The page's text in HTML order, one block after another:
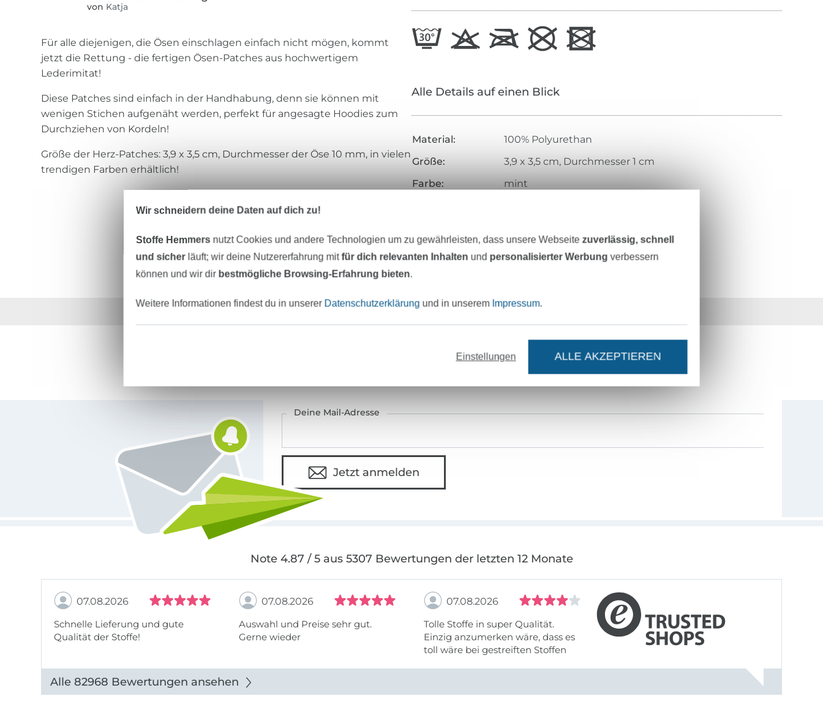
von Katja
Für alle diejenigen, die Ösen einschlagen einfach nicht mögen, kommt
jetzt die Rettung - die fertigen Ösen-Patches aus hochwertigem
Lederimitat!
Diese Patches sind einfach in der Handhabung, denn sie können mit
wenigen Stichen aufgenäht werden, perfekt für angesagte Hoodies zum
Durchziehen von Kordeln!
Größe der Herz-Patches: 3,9 x 3,5 cm, Durchmesser der Öse 10 mm, in vielen
trendigen Farben erhältlich!
Alle Details auf einen Blick
Material:
100% Polyurethan
Größe:
3,9 x 3,5 cm, Durchmesser 1 cm
Farbe:
mint
Hersteller-Kontaktdaten
Über 80000 zufriedene Kunden
MÖCHTEST DU IMMER AUF DEM NEUESTEN STAND SEIN?
Deine Mail-Adresse
Jetzt anmelden
Note 4.87 / 5 aus 5307 Bewertungen der letzten 12 Monate
07.08.2026
Schnelle Lieferung und gute
Qualität der Stoffe!
07.08.2026
Auswahl und Preise sehr gut.
Gerne wieder
07.08.2026
Tolle Stoffe in super Qualität.
Einzig anzumerken wäre, dass es
toll wäre bei gestreiften Stoffen
Alle 82968 Bewertungen ansehen
Wir schneidern deine Daten auf dich zu!
Stoffe Hemmers nutzt Cookies und andere Technologien um zu gewährleisten, dass unsere Webseite zuverlässig, schnell
und sicherläuft; wir deine Nutzererfahrung mitfür dich relevanten Inhalten und personalisierter Werbung verbessern
können und wir dir bestmögliche Browsing-Erfahrung bieten.
Weitere Informationen findest du in unserer Datenschutzerklärung und in unserem Impressum.
Einstellungen ALLE AKZEPTIEREN